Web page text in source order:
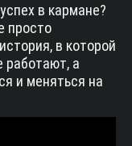
в кармане?
просто
в которой
работают, а
и меняться на